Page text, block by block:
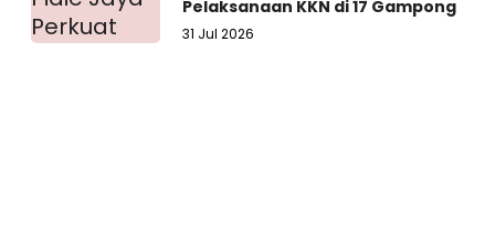
Pelaksanaan KKN di 17 Gampong
31 Jul 2026